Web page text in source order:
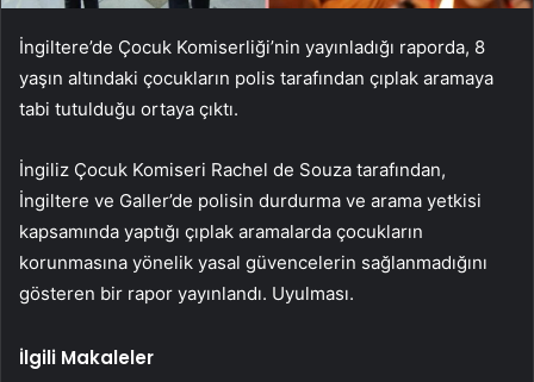
İngiltere’de Çocuk Komiserliği’nin yayınladığı raporda, 8
yaşın altındaki çocukların polis tarafından çıplak aramaya
tabi tutulduğu ortaya çıktı.
İngiliz Çocuk Komiseri Rachel de Souza tarafından,
İngiltere ve Galler’de polisin durdurma ve arama yetkisi
kapsamında yaptığı çıplak aramalarda çocukların
korunmasına yönelik yasal güvencelerin sağlanmadığını
gösteren bir rapor yayınlandı. Uyulması.
İlgili Makaleler